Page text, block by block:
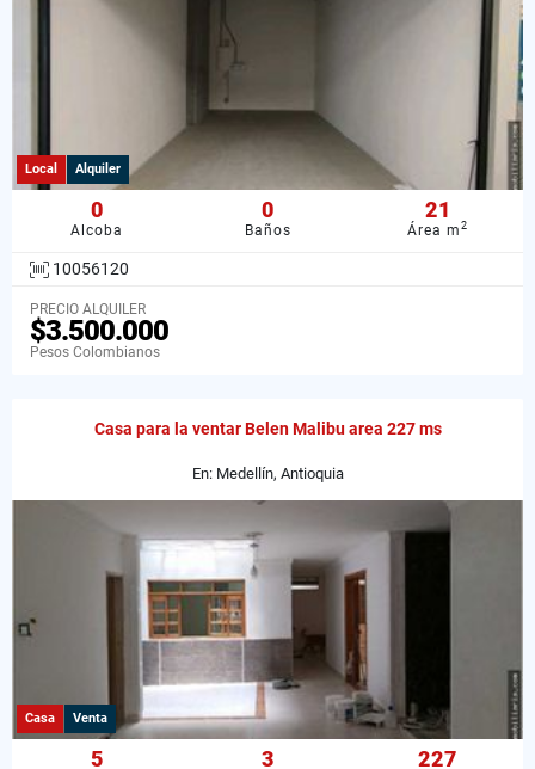
Local Alquiler
0
Alcoba
0
Baños
21
Área m2
10056120
PRECIO ALQUILER
$3.500.000
Pesos Colombianos
Casa para la ventar Belen Malibu area 227 ms
En: Medellín, Antioquia
Casa Venta
5 3 227